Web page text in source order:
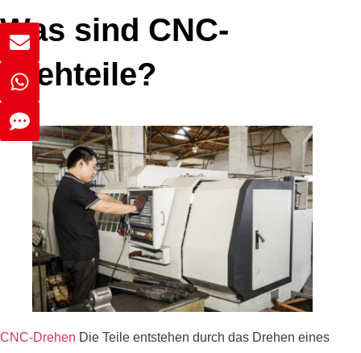
Was sind CNC-
Drehteile?
CNC-Drehen Die Teile entstehen durch das Drehen eines